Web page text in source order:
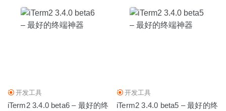
开发工具
iTerm2 3.4.0 beta6 – 最好的终
开发工具
iTerm2 3.4.0 beta5 – 最好的终